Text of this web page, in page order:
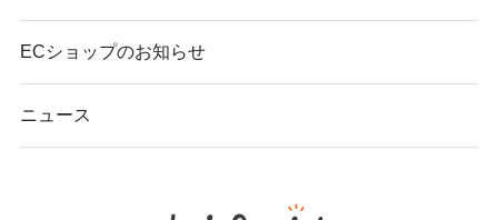
ECショップのお知らせ
ニュース